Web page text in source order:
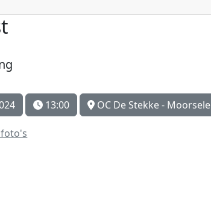
13:00 OC De Stekke - Moorsele